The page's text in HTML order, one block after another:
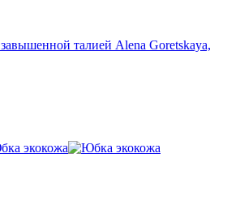
талией Alena Goretskaya,